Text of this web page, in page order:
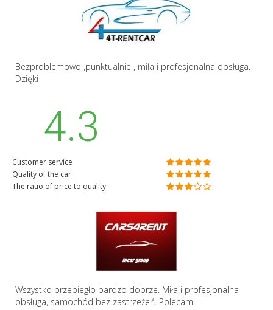
Bezproblemowo ,punktualnie , miła i profesjonalna obsługa.
Dzięki
4.3
Customer service
Quality of the car
The ratio of price to quality
Wszystko przebiegło bardzo dobrze. Miła i profesjonalna
obsługa, samochód bez zastrzeżeń. Polecam.